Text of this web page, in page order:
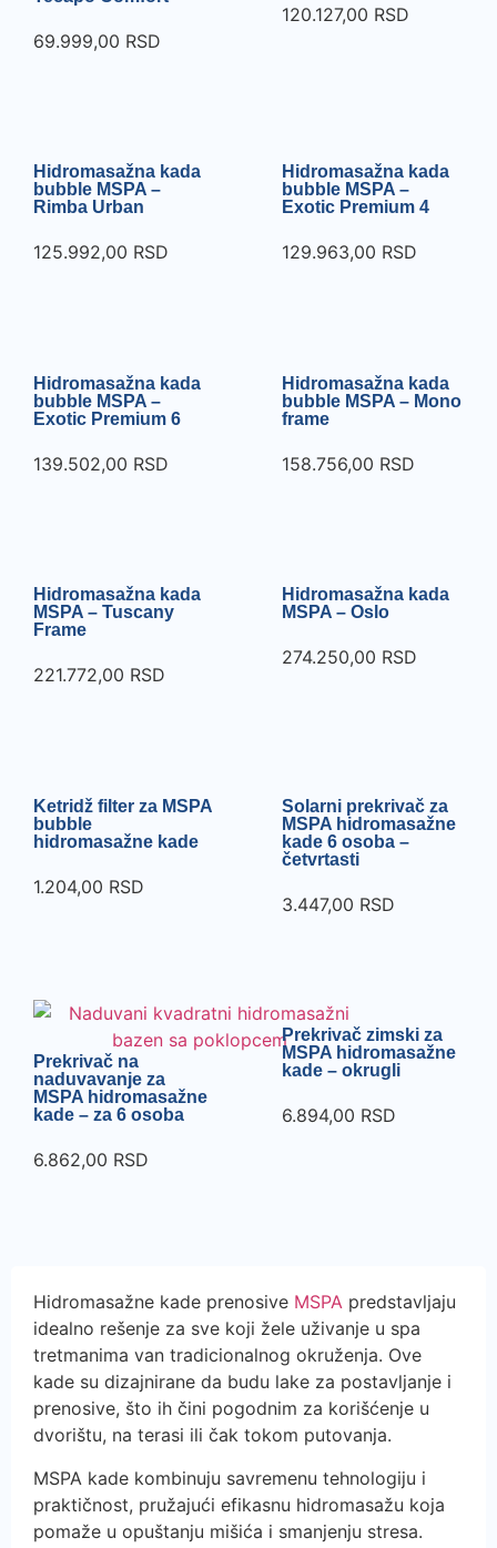
69.999,00 RSD
120.127,00 RSD
Hidromasažna kada
bubble MSPA –
Rimba Urban
125.992,00 RSD
Hidromasažna kada
bubble MSPA –
Exotic Premium 4
129.963,00 RSD
Hidromasažna kada
bubble MSPA –
Exotic Premium 6
139.502,00 RSD
Hidromasažna kada
bubble MSPA – Mono
frame
158.756,00 RSD
Hidromasažna kada
MSPA – Tuscany
Frame
221.772,00 RSD
Hidromasažna kada
MSPA – Oslo
274.250,00 RSD
Ketridž filter za MSPA
bubble
hidromasažne kade
1.204,00 RSD
Solarni prekrivač za
MSPA hidromasažne
kade 6 osoba –
četvrtasti
3.447,00 RSD
Prekrivač na
naduvavanje za
MSPA hidromasažne
kade – za 6 osoba
6.862,00 RSD
Prekrivač zimski za
MSPA hidromasažne
kade – okrugli
6.894,00 RSD
Hidromasažne kade prenosive MSPA predstavljaju
idealno rešenje za sve koji žele uživanje u spa
tretmanima van tradicionalnog okruženja. Ove
kade su dizajnirane da budu lake za postavljanje i
prenosive, što ih čini pogodnim za korišćenje u
dvorištu, na terasi ili čak tokom putovanja.
MSPA kade kombinuju savremenu tehnologiju i
praktičnost, pružajući efikasnu hidromasažu koja
pomaže u opuštanju mišića i smanjenju stresa.